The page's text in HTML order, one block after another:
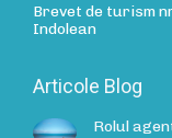
Brevet de turism
Indolean
Articole Blog
Rolul